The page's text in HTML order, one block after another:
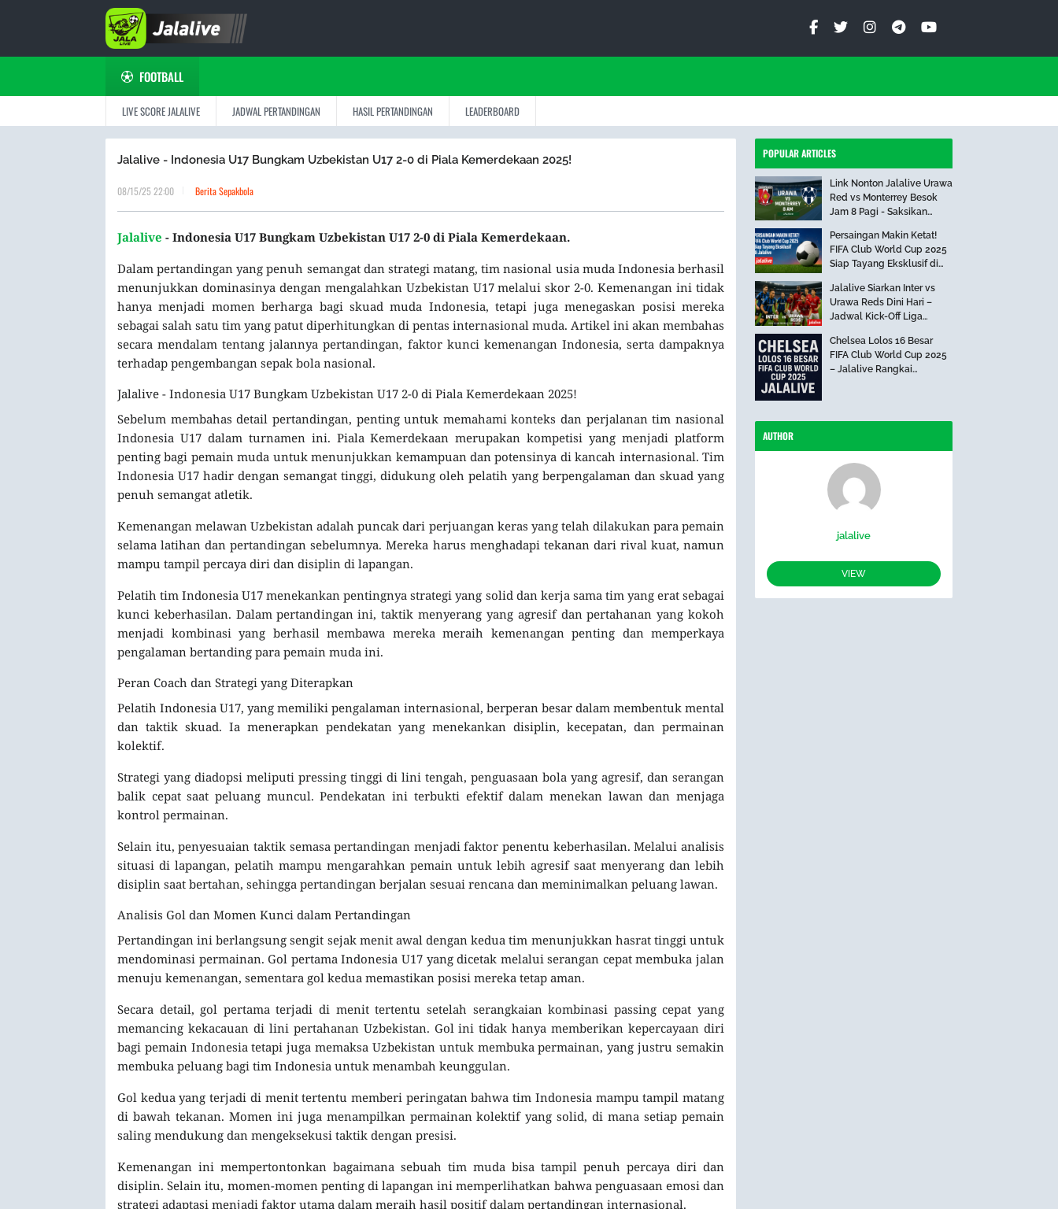
FOOTBALL
LIVE SCORE JALALIVE JADWAL PERTANDINGAN HASIL PERTANDINGAN LEADERBOARD
Jalalive - Indonesia U17 Bungkam Uzbekistan U17 2-0 di Piala Kemerdekaan 2025!
08/15/25 22:00 Berita Sepakbola
Jalalive - Indonesia U17 Bungkam Uzbekistan U17 2-0 di Piala Kemerdekaan.
Dalam pertandingan yang penuh semangat dan strategi matang, tim nasional usia muda Indonesia berhasil
menunjukkan dominasinya dengan mengalahkan Uzbekistan U17 melalui skor 2-0. Kemenangan ini tidak
hanya menjadi momen berharga bagi skuad muda Indonesia, tetapi juga menegaskan posisi mereka
sebagai salah satu tim yang patut diperhitungkan di pentas internasional muda. Artikel ini akan membahas
secara mendalam tentang jalannya pertandingan, faktor kunci kemenangan Indonesia, serta dampaknya
terhadap pengembangan sepak bola nasional.
Jalalive - Indonesia U17 Bungkam Uzbekistan U17 2-0 di Piala Kemerdekaan 2025!
Sebelum membahas detail pertandingan, penting untuk memahami konteks dan perjalanan tim nasional
Indonesia U17 dalam turnamen ini. Piala Kemerdekaan merupakan kompetisi yang menjadi platform
penting bagi pemain muda untuk menunjukkan kemampuan dan potensinya di kancah internasional. Tim
Indonesia U17 hadir dengan semangat tinggi, didukung oleh pelatih yang berpengalaman dan skuad yang
penuh semangat atletik.
Kemenangan melawan Uzbekistan adalah puncak dari perjuangan keras yang telah dilakukan para pemain
selama latihan dan pertandingan sebelumnya. Mereka harus menghadapi tekanan dari rival kuat, namun
mampu tampil percaya diri dan disiplin di lapangan.
Pelatih tim Indonesia U17 menekankan pentingnya strategi yang solid dan kerja sama tim yang erat sebagai
kunci keberhasilan. Dalam pertandingan ini, taktik menyerang yang agresif dan pertahanan yang kokoh
menjadi kombinasi yang berhasil membawa mereka meraih kemenangan penting dan memperkaya
pengalaman bertanding para pemain muda ini.
Peran Coach dan Strategi yang Diterapkan
Pelatih Indonesia U17, yang memiliki pengalaman internasional, berperan besar dalam membentuk mental
dan taktik skuad. Ia menerapkan pendekatan yang menekankan disiplin, kecepatan, dan permainan
kolektif.
Strategi yang diadopsi meliputi pressing tinggi di lini tengah, penguasaan bola yang agresif, dan serangan
balik cepat saat peluang muncul. Pendekatan ini terbukti efektif dalam menekan lawan dan menjaga
kontrol permainan.
Selain itu, penyesuaian taktik semasa pertandingan menjadi faktor penentu keberhasilan. Melalui analisis
situasi di lapangan, pelatih mampu mengarahkan pemain untuk lebih agresif saat menyerang dan lebih
disiplin saat bertahan, sehingga pertandingan berjalan sesuai rencana dan meminimalkan peluang lawan.
Analisis Gol dan Momen Kunci dalam Pertandingan
Pertandingan ini berlangsung sengit sejak menit awal dengan kedua tim menunjukkan hasrat tinggi untuk
mendominasi permainan. Gol pertama Indonesia U17 yang dicetak melalui serangan cepat membuka jalan
menuju kemenangan, sementara gol kedua memastikan posisi mereka tetap aman.
Secara detail, gol pertama terjadi di menit tertentu setelah serangkaian kombinasi passing cepat yang
memancing kekacauan di lini pertahanan Uzbekistan. Gol ini tidak hanya memberikan kepercayaan diri
bagi pemain Indonesia tetapi juga memaksa Uzbekistan untuk membuka permainan, yang justru semakin
membuka peluang bagi tim Indonesia untuk menambah keunggulan.
Gol kedua yang terjadi di menit tertentu memberi peringatan bahwa tim Indonesia mampu tampil matang
di bawah tekanan. Momen ini juga menampilkan permainan kolektif yang solid, di mana setiap pemain
saling mendukung dan mengeksekusi taktik dengan presisi.
Kemenangan ini mempertontonkan bagaimana sebuah tim muda bisa tampil penuh percaya diri dan
disiplin. Selain itu, momen-momen penting di lapangan ini memperlihatkan bahwa penguasaan emosi dan
strategi adaptasi menjadi faktor utama dalam meraih hasil positif dalam pertandingan internasional.
POPULAR ARTICLES
Link Nonton Jalalive Urawa
Red vs Monterrey Besok
Jam 8 Pagi - Saksikan
Persaingan Makin Ketat!
FIFA Club World Cup 2025
Siap Tayang Eksklusif di
Jalalive Siarkan Inter vs
Urawa Reds Dini Hari –
Jadwal Kick-Off Liga
Chelsea Lolos 16 Besar
FIFA Club World Cup 2025
– Jalalive Rangkai
AUTHOR
jalalive
VIEW